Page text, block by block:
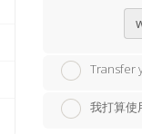
Transfer
我打算使